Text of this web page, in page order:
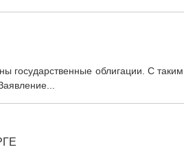
государственные облигации. С таким